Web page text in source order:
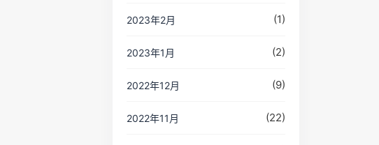
2023年2月 (1)
2023年1月 (2)
2022年12月 (9)
2022年11月 (22)